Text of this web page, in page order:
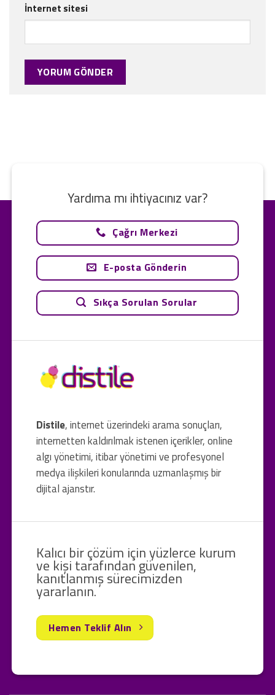
İnternet sitesi
Distile, internet üzerindeki arama sonuçları,
internetten kaldırılmak istenen içerikler, online
algı yönetimi, itibar yönetimi ve profesyonel
medya ilişkileri konularında uzmanlaşmış bir
dijital ajanstır.
Yardıma mı ihtiyacınız var?
Çağrı Merkezi
E-posta Gönderin
Sıkça Sorulan Sorular
Kalıcı bir çözüm için yüzlerce kurum
ve kişi tarafından güvenilen,
kanıtlanmış sürecimizden
yararlanın.
Hemen Teklif Alın